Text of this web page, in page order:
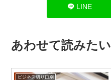
LINE
あわせて読みたい
ビジネス切り口別